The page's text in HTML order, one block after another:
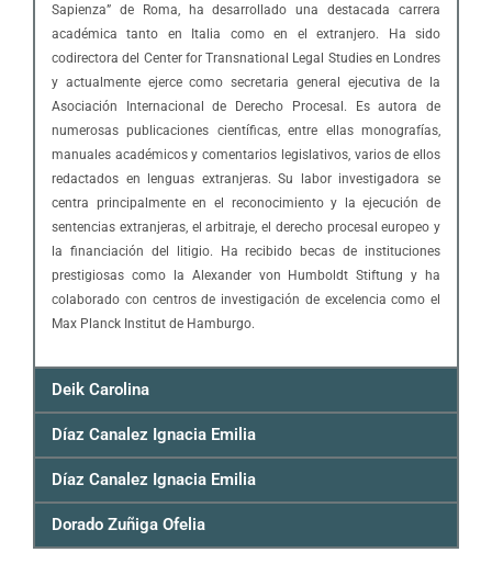
Sapienza” de Roma, ha desarrollado una destacada carrera
académica tanto en Italia como en el extranjero. Ha sido
codirectora del Center for Transnational Legal Studies en Londres
y actualmente ejerce como secretaria general ejecutiva de la
Asociación Internacional de Derecho Procesal. Es autora de
numerosas publicaciones científicas, entre ellas monografías,
manuales académicos y comentarios legislativos, varios de ellos
redactados en lenguas extranjeras. Su labor investigadora se
centra principalmente en el reconocimiento y la ejecución de
sentencias extranjeras, el arbitraje, el derecho procesal europeo y
la financiación del litigio. Ha recibido becas de instituciones
prestigiosas como la Alexander von Humboldt Stiftung y ha
colaborado con centros de investigación de excelencia como el
Max Planck Institut de Hamburgo.
Deik Carolina
Díaz Canalez Ignacia Emilia
Díaz Canalez Ignacia Emilia
Dorado Zuñiga Ofelia